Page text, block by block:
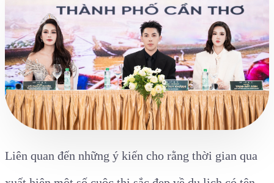
Liên quan đến những ý kiến cho rằng thời gian qua